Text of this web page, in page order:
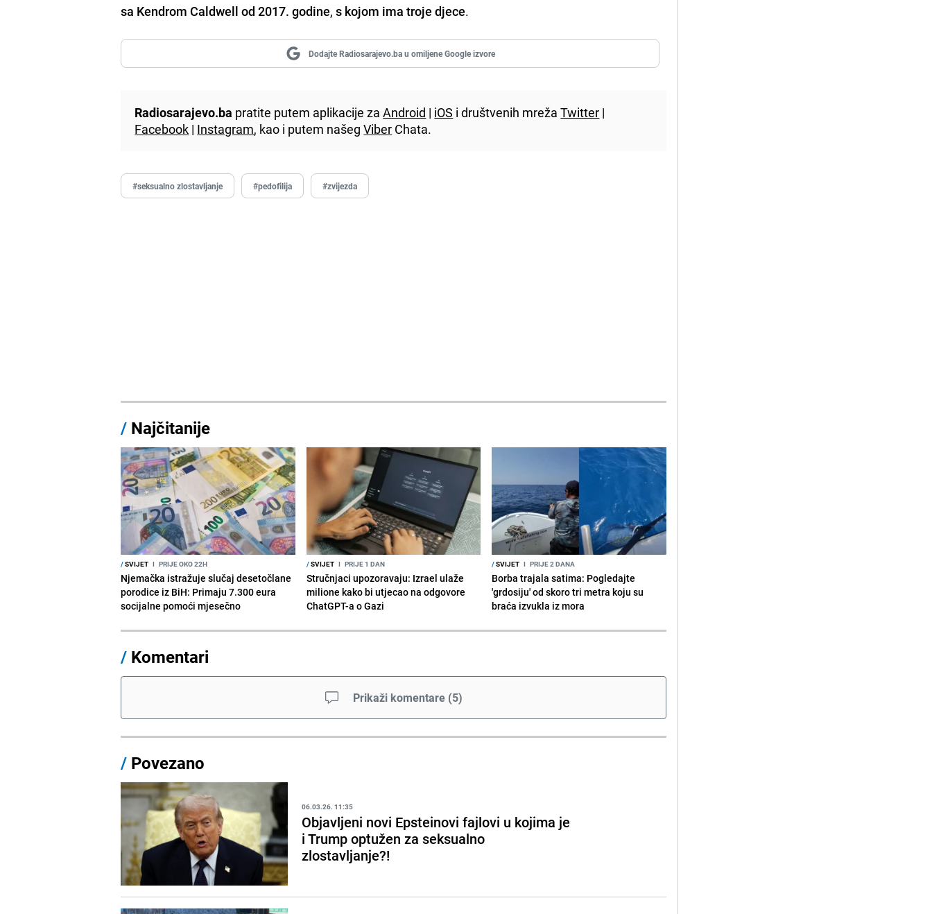
sa Kendrom Caldwell od 2017. godine,s kojom ima troje djece.
Dodajte Radiosarajevo.ba u omiljene Google izvore
Radiosarajevo.ba pratite putem aplikacije zaAndroid | iOS i društvenih mrežaTwitter |
Facebook | Instagram, kao i putem našegViber Chata.
#seksualno zlostavljanje #pedofilija #zvijezda
/ Najčitanije
/SVIJET I PRIJE OKO 22H
Njemačka istražuje slučaj desetočlane
porodice iz BiH: Primaju 7.300 eura
socijalne pomoći mjesečno
/SVIJET I PRIJE 1 DAN
Stručnjaci upozoravaju: Izrael ulaže
milione kako bi utjecao na odgovore
ChatGPT-a o Gazi
/SVIJET I PRIJE 2 DANA
Borba trajala satima: Pogledajte
'grdosiju' od skoro tri metra koju su
braća izvukla iz mora
/ Komentari
Prikaži komentare (5)
/ Povezano
06.03.26. 11:35
Objavljeni novi Epsteinovi fajlovi u kojima je
i Trump optužen za seksualno
zlostavljanje?!